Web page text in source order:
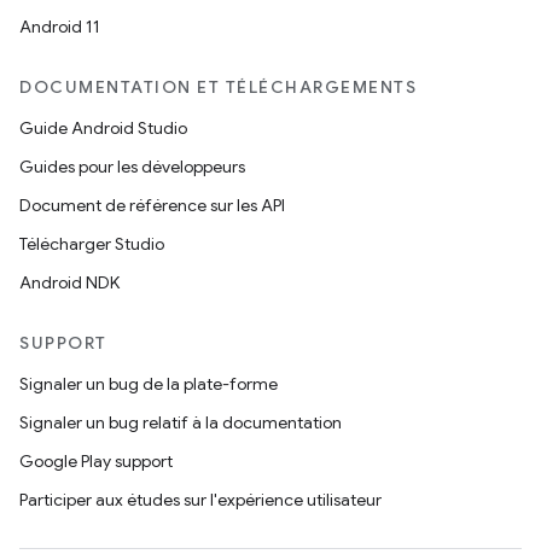
Android 11
DOCUMENTATION ET TÉLÉCHARGEMENTS
Guide Android Studio
Guides pour les développeurs
Document de référence sur les API
Télécharger Studio
Android NDK
SUPPORT
Signaler un bug de la plate-forme
Signaler un bug relatif à la documentation
Google Play support
Participer aux études sur l'expérience utilisateur